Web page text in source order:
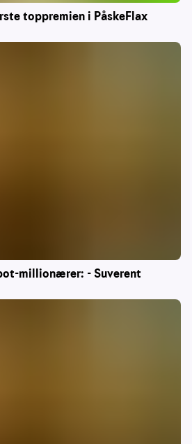
toppremien i PåskeFlax
millionærer: - Suverent